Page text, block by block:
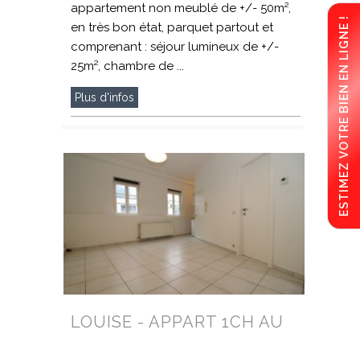
ESTIMEZ VOTRE BIEN EN LIGNE !
appartement non meublé de +/- 50m²,
en très bon état, parquet partout et
comprenant : séjour lumineux de +/-
25m², chambre de ...
Plus d'infos
LOUISE - APPART 1CH AU